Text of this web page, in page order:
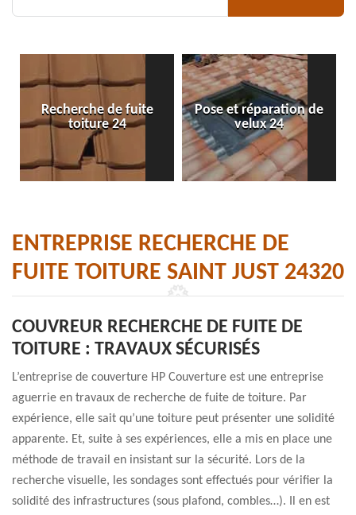
Recherche de fuite
toiture 24
Pose et réparation de
velux 24
ENTREPRISE RECHERCHE DE
FUITE TOITURE SAINT JUST 24320
COUVREUR RECHERCHE DE FUITE DE
TOITURE : TRAVAUX SÉCURISÉS
L’entreprise de couverture HP Couverture est une entreprise
aguerrie en travaux de recherche de fuite de toiture. Par
expérience, elle sait qu’une toiture peut présenter une solidité
apparente. Et, suite à ses expériences, elle a mis en place une
méthode de travail en insistant sur la sécurité. Lors de la
recherche visuelle, les sondages sont effectués pour vérifier la
solidité des infrastructures (sous plafond, combles…). Il en est